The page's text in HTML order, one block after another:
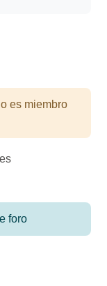
EN LOS FOROS
es miembro
foro